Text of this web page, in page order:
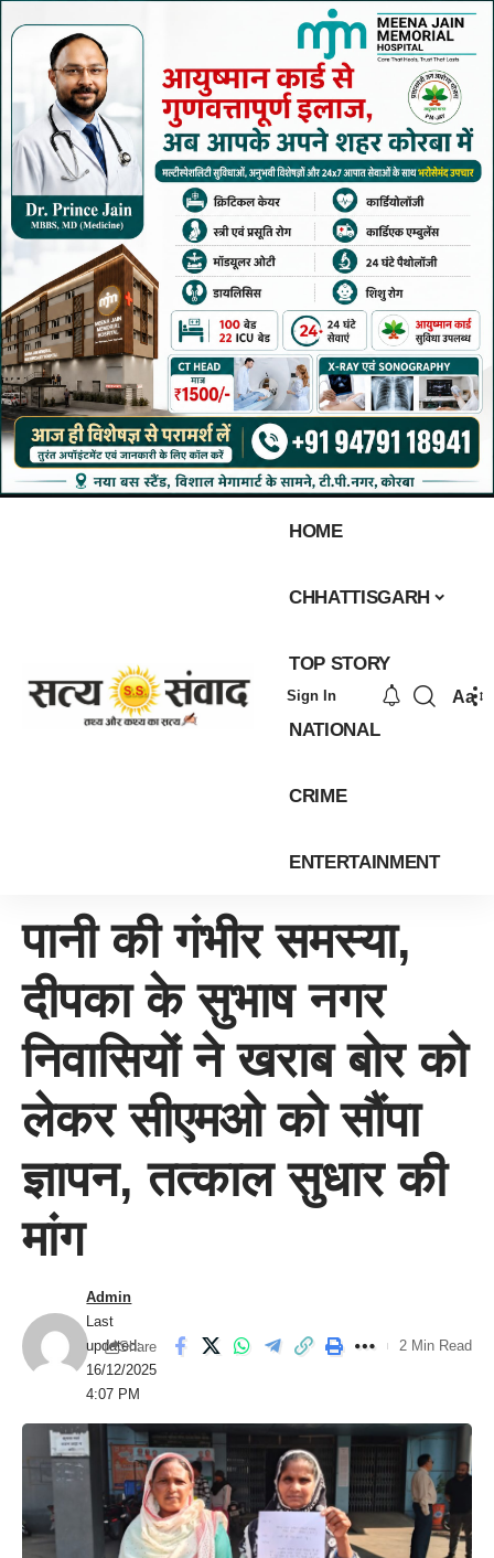
HOME
CHHATTISGARH
TOP STORY
NATIONAL
CRIME
ENTERTAINMENT
Sign In Aa
पानी की गंभीर समस्या,
दीपका के सुभाष नगर
निवासियों ने खराब बोर को
लेकर सीएमओ को सौंपा
ज्ञापन, तत्काल सुधार की
मांग
Last
updated:
16/12/2025
4:07 PM
Admin
Share 2 Min Read